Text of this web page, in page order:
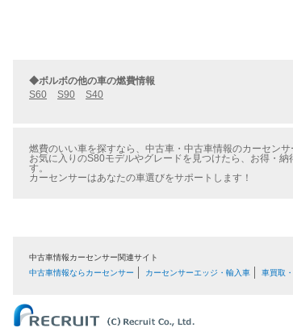
◆ボルボの他の車の燃費情報
S60
S90 S40
燃費のいい車を探すなら、中古車・中古車情報のカーセン
お気に入りのS80モデルやグレードを見つけたら、お得・
す。
カーセンサーはあなたの車選びをサポートします！
中古車情報カーセンサー関連サイト
中古車情報ならカーセンサー
カーセンサーエッジ・輸入車 車買取